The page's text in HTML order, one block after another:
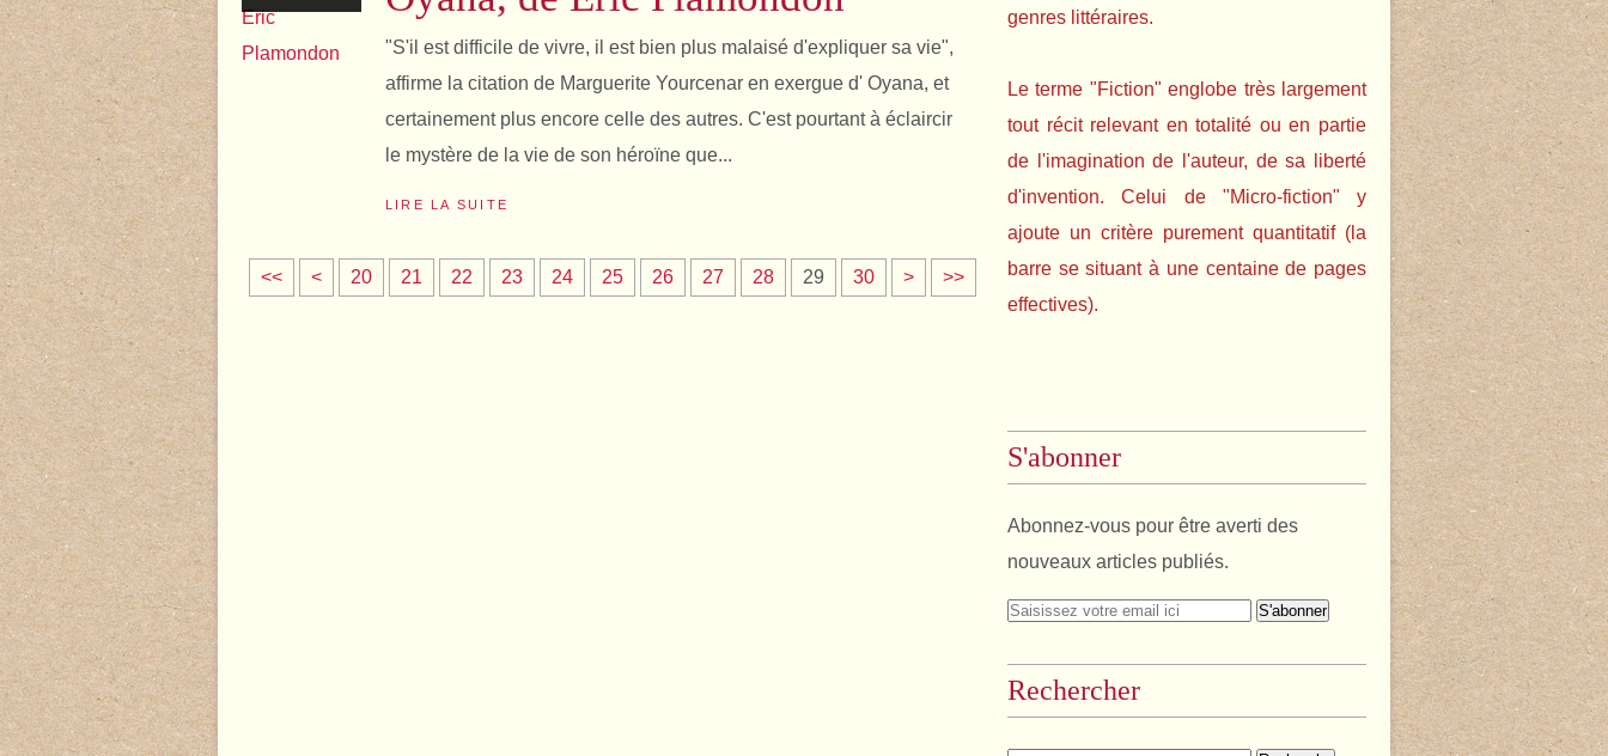
"S'il est difficile de vivre, il est bien plus malaisé d'expliquer sa vie",
affirme la citation de Marguerite Yourcenar en exergue d' Oyana, et
certainement plus encore celle des autres. C'est pourtant à éclaircir
le mystère de la vie de son héroïne que...
LIRE LA SUITE
<< <
1
20 21 22 23 24 25 26 27 28 29 30
4
5
6
7
> >>
genres littéraires.
Le terme "Fiction" englobe très largement
tout récit relevant en totalité ou en partie
de l'imagination de l'auteur, de sa liberté
d'invention. Celui de "Micro-fiction" y
ajoute un critère purement quantitatif (la
barre se situant à une centaine de pages
effectives).
S'abonner
Abonnez-vous pour être averti des
nouveaux articles publiés.
Rechercher